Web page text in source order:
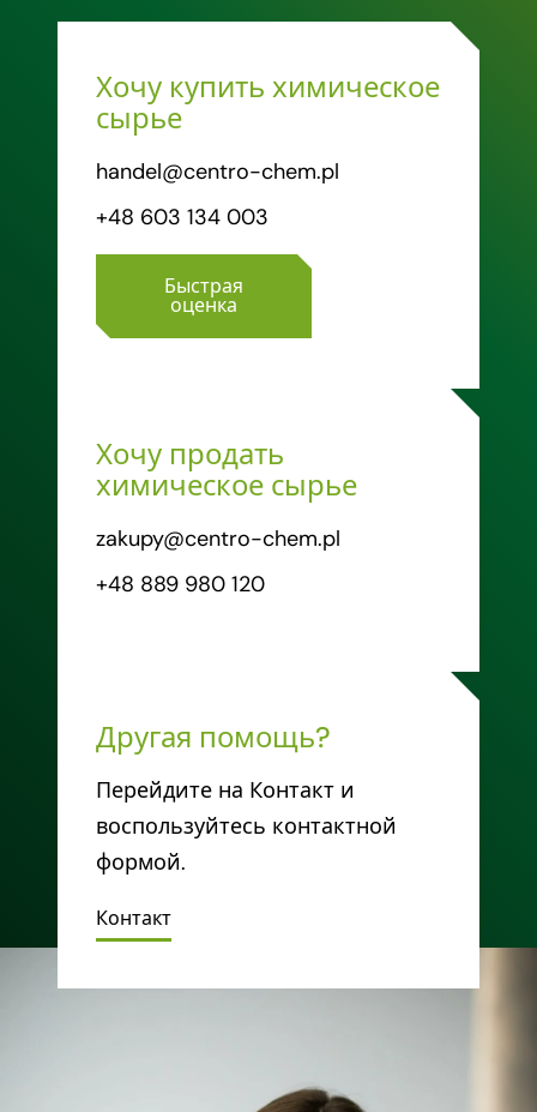
Хочу купить химическое
сырье
handel@centro-chem.pl
+48 603 134 003
Быстрая
оценка
Хочу продать
химическое сырье
zakupy@centro-chem.pl
+48 889 980 120
Другая помощь?
Перейдите на Контакт и
воспользуйтесь контактной
формой.
Контакт